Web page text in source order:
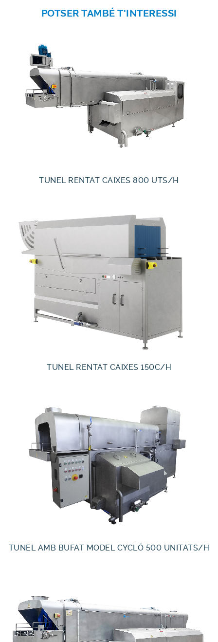
POTSER TAMBÉ T'INTERESSI
TUNEL RENTAT CAIXES 800 UTS/H
TUNEL RENTAT CAIXES 150C/H
TUNEL AMB BUFAT MODEL CYCLÓ 500 UNITATS/H